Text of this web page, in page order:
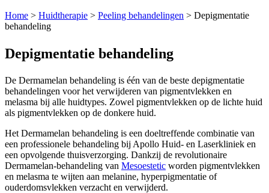
Home > Huidtherapie > Peeling behandelingen > Depigmentatie
behandeling
Depigmentatie behandeling
De Dermamelan behandeling is één van de beste depigmentatie
behandelingen voor het verwijderen van pigmentvlekken en
melasma bij alle huidtypes. Zowel pigmentvlekken op de lichte huid
als pigmentvlekken op de donkere huid.
Het Dermamelan behandeling is een doeltreffende combinatie van
een professionele behandeling bij Apollo Huid- en Laserkliniek en
een opvolgende thuisverzorging. Dankzij de revolutionaire
Dermamelan-behandeling van Mesoestetic worden pigmentvlekken
en melasma te wijten aan melanine, hyperpigmentatie of
ouderdomsvlekken verzacht en verwijderd.